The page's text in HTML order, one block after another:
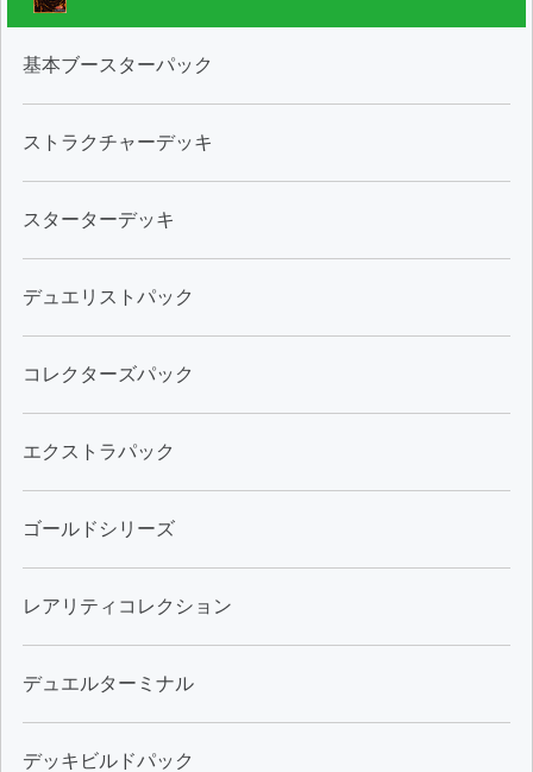
基本ブースターパック
ストラクチャーデッキ
スターターデッキ
デュエリストパック
コレクターズパック
エクストラパック
ゴールドシリーズ
レアリティコレクション
デュエルターミナル
デッキビルドパック